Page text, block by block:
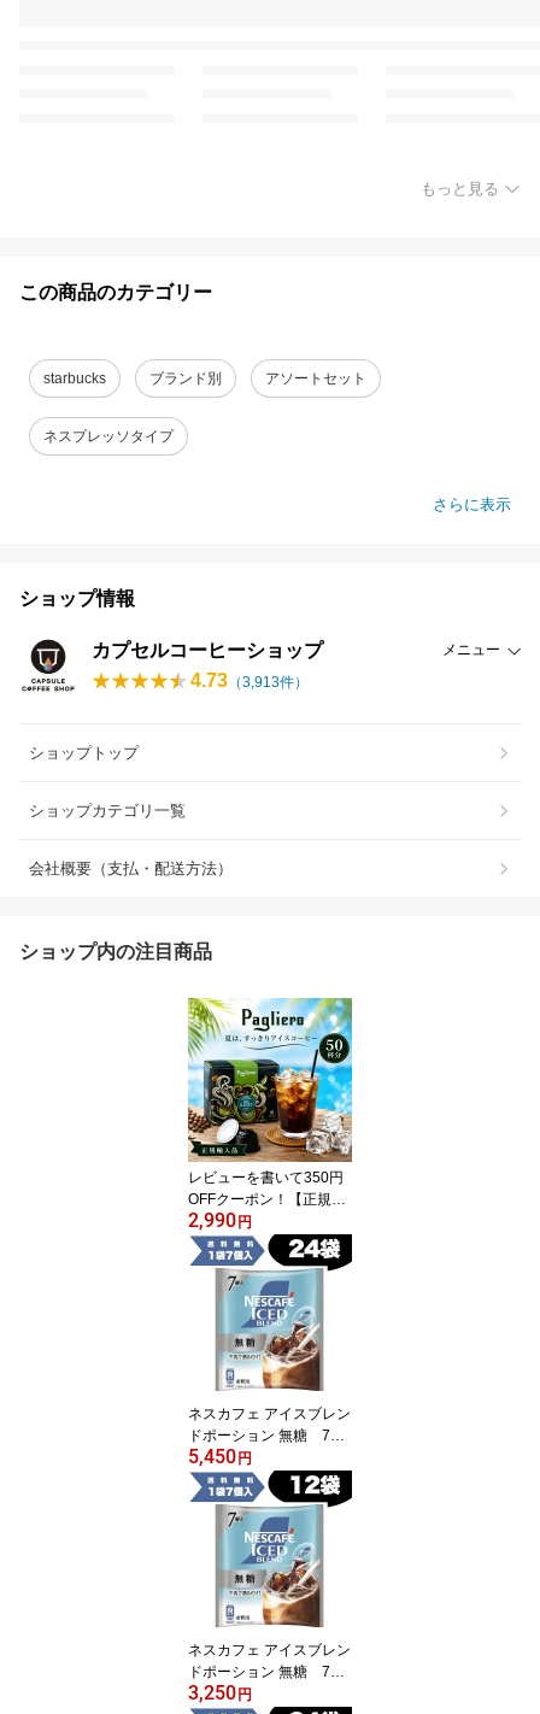
もっと見る
この商品のカテゴリー
starbucks ブランド別 アソートセット
ネスプレッソタイプ
さらに表示
ショップ情報
カプセルコーヒーショップ メニュー
4.73 （3,913件）
ショップトップ
ショップカテゴリ一覧
会社概要（支払・配送方法）
ショップ内の注目商品
レビューを書いて350円
OFFクーポン！【正規輸
入品】[1杯 60円]ドルチ
ェグスト カプセル 互換 5
0杯分 カプセルコーヒー
PAGLIERO パグリエロ
イタリア産 アラビカ ロ
ブスタ 本格 エスプレッ
ソ コーヒーカプセル ア
イスコーヒー 送料無料
【1～2営業日以内に出
荷】
2,990 円
ネスカフェ アイスブレン
ドポーション 無糖 7個
入×24袋【3～4営業日以
内に出荷】【送料無料】
ネスレ ネスカフェ コー
5,450 円
ネスカフェ アイスブレン
ドポーション 無糖 7個
入×12袋【3～4営業日以
3,250 円